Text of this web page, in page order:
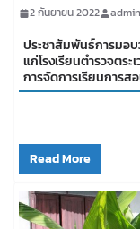
2 กันยายน 2022 admin
ประชาสัมพันธ์การมอ
แก่โรงเรียนตำรวจตร
การจัดการเรียนการส
Read More